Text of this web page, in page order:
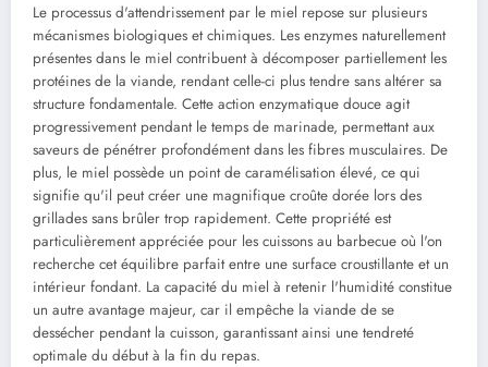
Le processus d'attendrissement par le miel repose sur plusieurs
mécanismes biologiques et chimiques. Les enzymes naturellement
présentes dans le miel contribuent à décomposer partiellement les
protéines de la viande, rendant celle-ci plus tendre sans altérer sa
structure fondamentale. Cette action enzymatique douce agit
progressivement pendant le temps de marinade, permettant aux
saveurs de pénétrer profondément dans les fibres musculaires. De
plus, le miel possède un point de caramélisation élevé, ce qui
signifie qu'il peut créer une magnifique croûte dorée lors des
grillades sans brûler trop rapidement. Cette propriété est
particulièrement appréciée pour les cuissons au barbecue où l'on
recherche cet équilibre parfait entre une surface croustillante et un
intérieur fondant. La capacité du miel à retenir l'humidité constitue
un autre avantage majeur, car il empêche la viande de se
dessécher pendant la cuisson, garantissant ainsi une tendreté
optimale du début à la fin du repas.